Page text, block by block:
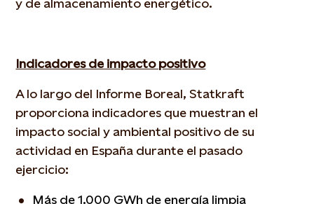
y de almacenamiento energético.
Indicadores de impacto positivo
A lo largo del Informe Boreal, Statkraft
proporciona indicadores que muestran el
impacto social y ambiental positivo de su
actividad en España durante el pasado
ejercicio:
Más de 1.000 GWh de energía limpia